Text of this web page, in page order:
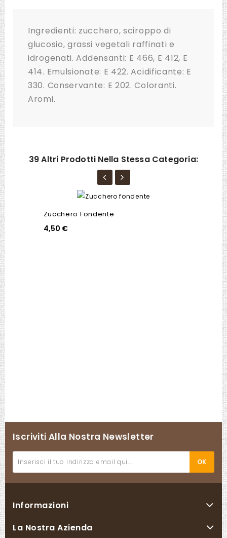
Ingredienti: zucchero, sciroppo di
glucosio, grassi vegetali raffinati e
idrogenati.Addensanti: E 466, E 412, E
414. Emulsionate: E 422. Acidificante: E
330. Conservante: E 202. Coloranti.
Aromi.
39 Altri Prodotti Nella Stessa Categoria:
Zucchero Fondente
4,50 €
Iscriviti Alla Nostra Newsletter
Informazioni
La Nostra Azienda